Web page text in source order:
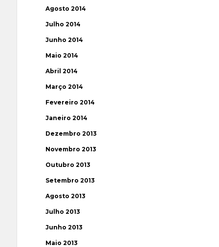
Agosto 2014
Julho 2014
Junho 2014
Maio 2014
Abril 2014
Março 2014
Fevereiro 2014
Janeiro 2014
Dezembro 2013
Novembro 2013
Outubro 2013
Setembro 2013
Agosto 2013
Julho 2013
Junho 2013
Maio 2013